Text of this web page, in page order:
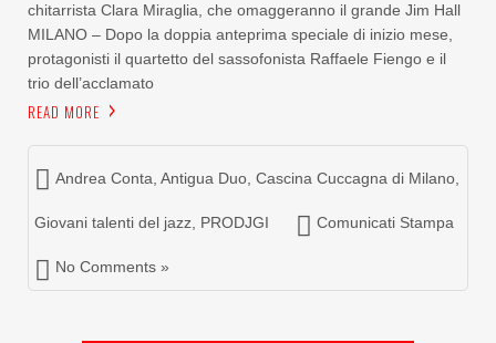
chitarrista Clara Miraglia, che omaggeranno il grande Jim Hall
MILANO – Dopo la doppia anteprima speciale di inizio mese,
protagonisti il quartetto del sassofonista Raffaele Fiengo e il
trio dell’acclamato
READ MORE
Andrea Conta Antigua Duo Cascina Cuccagna di Milano
Giovani talenti del jazz PRODJGI Comunicati Stampa
No Comments »